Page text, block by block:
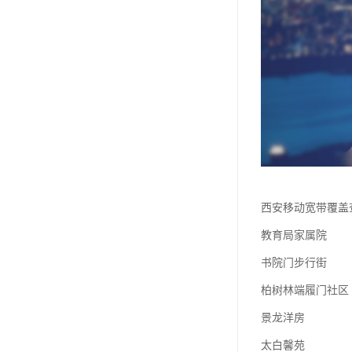
西安移动宽带覆盖
教育局家属院
书院门步行街
柏树林端履门社区
景龙洋房
太白馨苑